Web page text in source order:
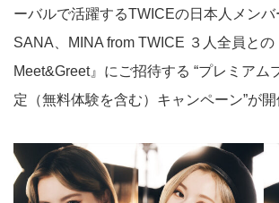
ーバルで活躍するTWICEの日本人メンバ
SANA、MINA from TWICE ３人全員との
Meet&Greet』にご招待する “プレミアム
定（無料体験を含む）キャンペーン”が開